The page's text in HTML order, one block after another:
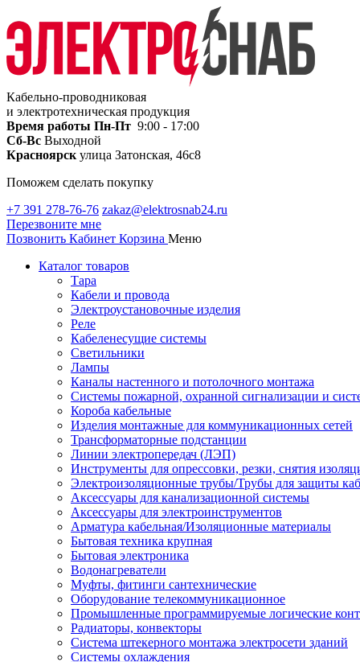
Кабельно-проводниковая
и электротехническая продукция
Время работы Пн-Пт 9:00 - 17:00
Сб-Вс Выходной
Красноярск улица Затонская, 46с8
Поможем сделать покупку
+7 391 278-76-76 zakaz@elektrosnab24.ru
Перезвоните мне
Позвонить Кабинет Корзина Меню
Каталог товаров
Тара
Кабели и провода
Электроустановочные изделия
Реле
Кабеленесущие системы
Светильники
Лампы
Каналы настенного и потолочного монтажа
Системы пожарной, охранной сигнализации и
Короба кабельные
Изделия монтажные для коммуникационных сетей
Трансформаторные подстанции
Линии электропередач (ЛЭП)
Инструменты для опрессовки, резки, снятия
Электроизоляционные трубы/Трубы для защиты
Аксессуары для канализационной системы
Аксессуары для электроинструментов
Арматура кабельная/Изоляционные материалы
Бытовая техника крупная
Бытовая электроника
Водонагреватели
Муфты, фитинги сантехнические
Оборудование телекоммуникационное
Промышленные программируемые логические
Радиаторы, конвекторы
Система штекерного монтажа электросети зданий
Системы охлаждения